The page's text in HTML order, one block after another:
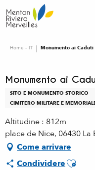
au
contenu
Home – IT Monumento ai Caduti
Monumento ai
SITO E MONUMENTO STORICO
CIMITERO MILITARE E
Altitudine : 812m
place de Nice, 06430 La
Come arrivare
CondividereAjouter